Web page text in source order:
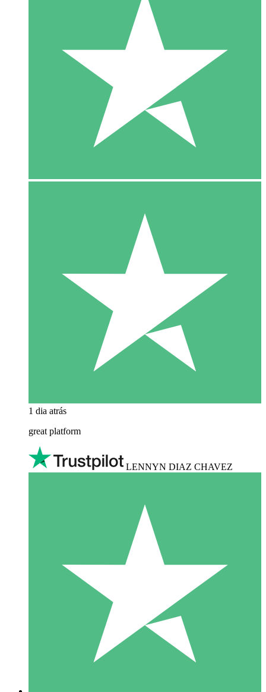
1 dia atrás
great platform
LENNYN DIAZ CHAVEZ